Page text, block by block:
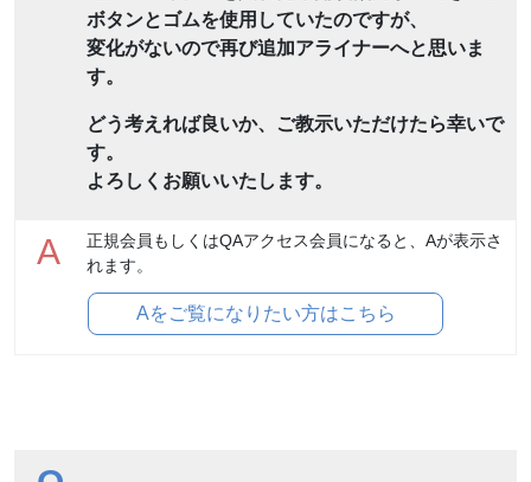
ボタンとゴムを使用していたのですが、
変化がないので再び追加アライナーへと思いま
す。
どう考えれば良いか、ご教示いただけたら幸いで
す。
よろしくお願いいたします。
A
正規会員もしくはQAアクセス会員になると、Aが表示さ
れます。
Aをご覧になりたい方はこちら